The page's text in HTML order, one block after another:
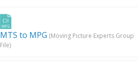
MTS to MPG (Moving Picture Experts Group
File)